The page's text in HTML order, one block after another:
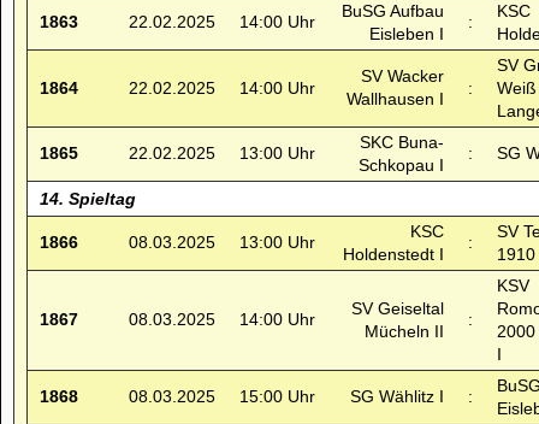
1863 22.02.2025 14:00 Uhr
BuSG Aufbau
Eisleben I
:
KSC
1864 22.02.2025 14:00 Uhr
SV Wacker
Wallhausen I
:
SV
Weiß
1865 22.02.2025 13:00 Uhr
SKC Buna-
Schkopau I
: SG
14. Spieltag
1866 08.03.2025 13:00 Uhr
KSC
Holdenstedt I
:
SV
1910
1867 08.03.2025 14:00 Uhr
SV Geiseltal
Mücheln II
:
KSV
I
1868 08.03.2025 15:00 Uhr SG Wählitz I :